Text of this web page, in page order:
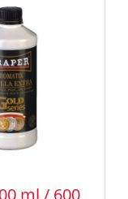
ml / 600